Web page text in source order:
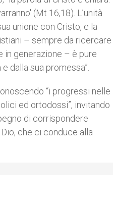
(Mt 16,18). L’unità
unione con Cristo, e la
– sempre da ricercare
in generazione – è pure
dalla sua promessa”.
“i progressi nelle
ed ortodossi”, invitando
di corrispondere
che ci conduce alla